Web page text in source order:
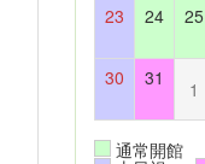
23 24 25
30 31 1
通常開館